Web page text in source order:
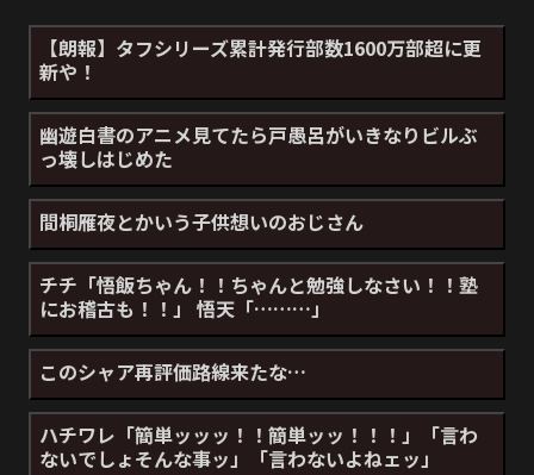
【朗報】タフシリーズ累計発行部数1600万部超に更
新や！
幽遊白書のアニメ見てたら戸愚呂がいきなりビルぶ
っ壊しはじめた
間桐雁夜とかいう子供想いのおじさん
チチ「悟飯ちゃん！！ちゃんと勉強しなさい！！塾
にお稽古も！！」 悟天「………」
このシャア再評価路線来たな…
ハチワレ「簡単ッッッ！！簡単ッッ！！！」「言わ
ないでしょそんな事ッ」「言わないよねェッ」